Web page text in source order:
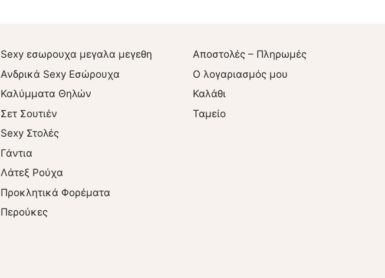
Sexy εσωρουχα μεγαλα μεγεθη
Ανδρικά Sexy Εσώρουχα
Καλύμματα Θηλών
Σετ Σουτιέν
Sexy Στολές
Γάντια
Λάτεξ Ρούχα
Προκλητικά Φορέματα
Περούκες
Αποστολές – Πληρωμές
O λογαριασμός μου
Καλάθι
Ταμείο